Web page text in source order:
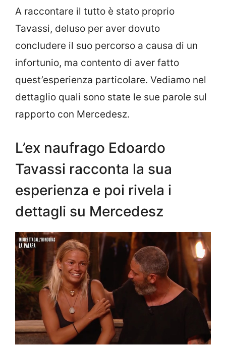
A raccontare il tutto è stato proprio
Tavassi, deluso per aver dovuto
concludere il suo percorso a causa di un
infortunio, ma contento di aver fatto
quest’esperienza particolare. Vediamo nel
dettaglio quali sono state le sue parole sul
rapporto con Mercedesz.
L’ex naufrago Edoardo
Tavassi racconta la sua
esperienza e poi rivela i
dettagli su Mercedesz